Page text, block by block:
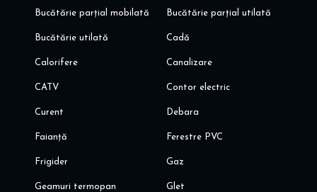
Bucătărie parțial mobilată Bucătărie parțial utilată
Bucătărie utilată Cadă
Calorifere Canalizare
CATV Contor electric
Curent Debara
Faianță Ferestre PVC
Frigider Gaz
Geamuri termopan Glet